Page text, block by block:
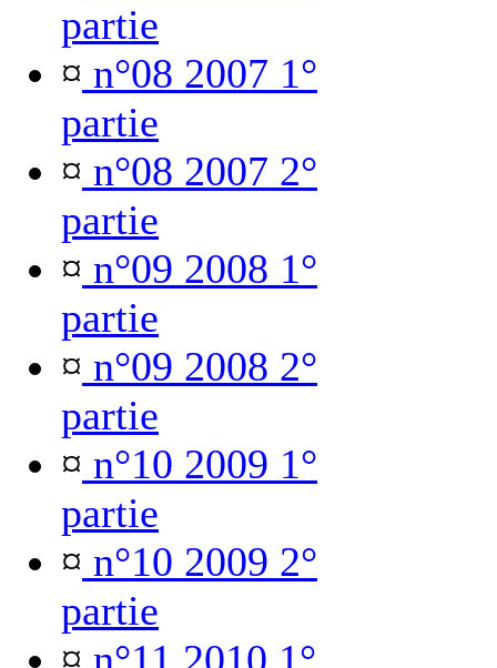
partie
¤ n°08 2007 1°
partie
¤ n°08 2007 2°
partie
¤ n°09 2008 1°
partie
¤ n°09 2008 2°
partie
¤ n°10 2009 1°
partie
¤ n°10 2009 2°
partie